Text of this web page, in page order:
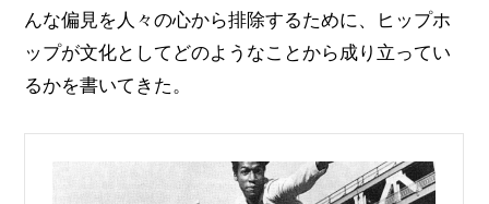
んな偏見を人々の心から排除するために、ヒップホ
ップが文化としてどのようなことから成り立ってい
るかを書いてきた。